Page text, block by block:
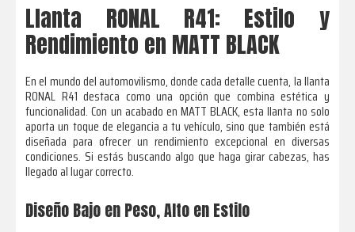
Llanta RONAL R41: Estilo y
Rendimiento en MATT BLACK
En el mundo del automovilismo, donde cada detalle cuenta, la llanta
RONAL R41 destaca como una opción que combina estética y
funcionalidad. Con un acabado en MATT BLACK, esta llanta no solo
aporta un toque de elegancia a tu vehículo, sino que también está
diseñada para ofrecer un rendimiento excepcional en diversas
condiciones. Si estás buscando algo que haga girar cabezas, has
llegado al lugar correcto.
Diseño Bajo en Peso, Alto en Estilo